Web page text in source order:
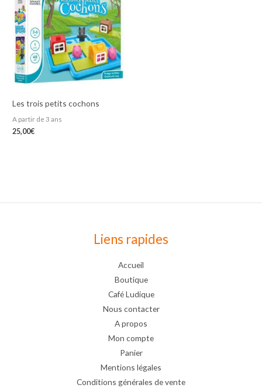
Les trois petits cochons
A partir de 3 ans
25,00€
Liens rapides
Accueil
Boutique
Café Ludique
Nous contacter
A propos
Mon compte
Panier
Mentions légales
Conditions générales de vente